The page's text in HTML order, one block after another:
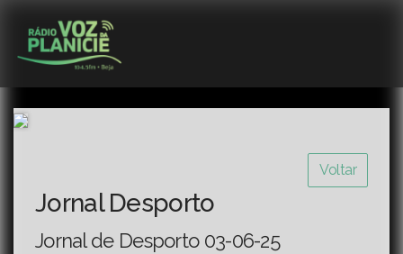
Voltar
Jornal Desporto
Jornal de Desporto 03-06-25